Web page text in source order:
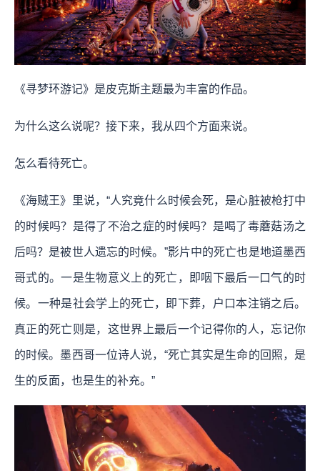
《寻梦环游记》是皮克斯主题最为丰富的作品。
为什么这么说呢？接下来，我从四个方面来说。
怎么看待死亡。
《海贼王》里说，“人究竟什么时候会死，是心脏被枪打中
的时候吗？是得了不治之症的时候吗？是喝了毒蘑菇汤之
后吗？是被世人遗忘的时候。”影片中的死亡也是地道墨西
哥式的。一是生物意义上的死亡，即咽下最后一口气的时
候。一种是社会学上的死亡，即下葬，户口本注销之后。
真正的死亡则是，这世界上最后一个记得你的人，忘记你
的时候。墨西哥一位诗人说，“死亡其实是生命的回照，是
生的反面，也是生的补充。”